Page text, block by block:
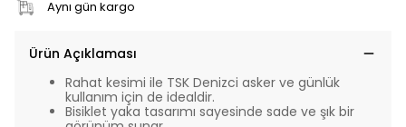
Aynı gün kargo
Ürün Açıklaması
Rahat kesimi ile TSK Denizci asker ve günlük
kullanım için de idealdir.
Bisiklet yaka tasarımı sayesinde sade ve şık bir